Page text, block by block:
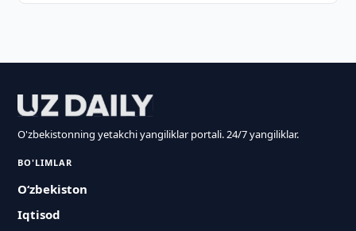
O'zbekistonning yetakchi yangiliklar portali. 24/7 yangiliklar.
BO'LIMLAR
O‘zbekiston
Iqtisod